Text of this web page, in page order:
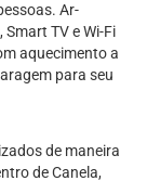
Ar-
TV e Wi-Fi
aquecimento a
para seu
de maneira
de Canela,